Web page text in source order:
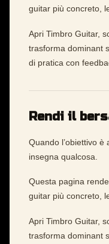
guitar più concreto,
Apri Timbro Guitar,
trasforma dominant
di pratica con
Rendi il
Quando l’obiettivo
insegna qualcosa.
Questa pagina
guitar più concreto,
Apri Timbro Guitar,
trasforma dominant